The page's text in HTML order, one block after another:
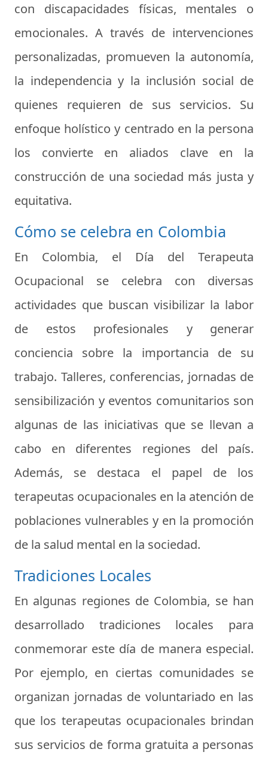
con discapacidades físicas, mentales o
emocionales. A través de intervenciones
personalizadas, promueven la autonomía,
la independencia y la inclusión social de
quienes requieren de sus servicios. Su
enfoque holístico y centrado en la persona
los convierte en aliados clave en la
construcción de una sociedad más justa y
equitativa.
Cómo se celebra en Colombia
En Colombia, el Día del Terapeuta
Ocupacional se celebra con diversas
actividades que buscan visibilizar la labor
de estos profesionales y generar
conciencia sobre la importancia de su
trabajo. Talleres, conferencias, jornadas de
sensibilización y eventos comunitarios son
algunas de las iniciativas que se llevan a
cabo en diferentes regiones del país.
Además, se destaca el papel de los
terapeutas ocupacionales en la atención de
poblaciones vulnerables y en la promoción
de la salud mental en la sociedad.
Tradiciones Locales
En algunas regiones de Colombia, se han
desarrollado tradiciones locales para
conmemorar este día de manera especial.
Por ejemplo, en ciertas comunidades se
organizan jornadas de voluntariado en las
que los terapeutas ocupacionales brindan
sus servicios de forma gratuita a personas